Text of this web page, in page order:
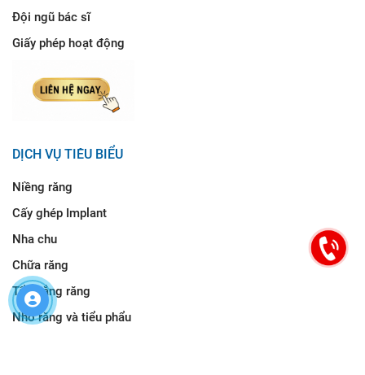
Đội ngũ bác sĩ
Giấy phép hoạt động
DỊCH VỤ TIÊU BIỂU
Niềng răng
Cấy ghép Implant
Nha chu
Chữa răng
Tẩy trắng răng
Nhổ răng và tiểu phẩu